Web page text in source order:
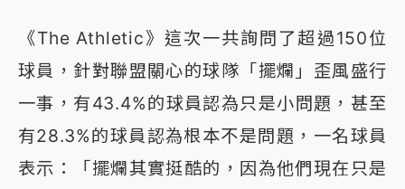
《The Athletic》這次一共詢問了超過150位
球員，針對聯盟關心的球隊「擺爛」歪風盛行
一事，有43.4%的球員認為只是小問題，甚至
有28.3%的球員認為根本不是問題，一名球員
表示：「擺爛其實挺酷的，因為他們現在只是